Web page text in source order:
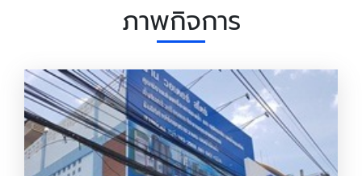
ภาพกิจการ